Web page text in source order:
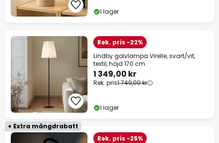
I lager
Rek. pris -22%
Lindby golvlampa Virelle, svart/vit,
textil, höjd 170 cm
1 349,00 kr
Rek. pris1 749,00 kr
I lager
+ Extra mängdrabatt
Rek. pris -25%